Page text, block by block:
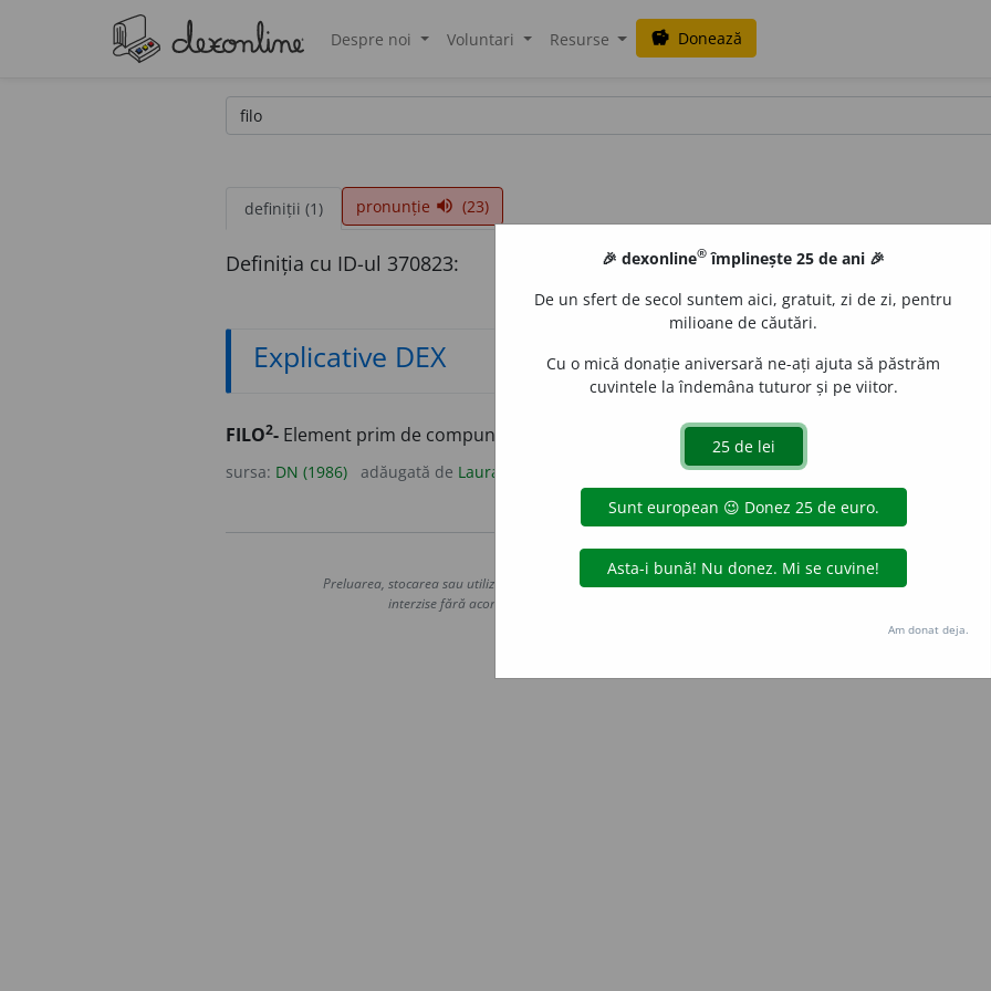
Despre noi Voluntari Resurse savings Donează
definiții (1) pronunție volume_up (23)
Definiția cu ID-ul 370823:
Explicative DEX
FILO2- Element prim de compunere savantă cu semnificația „trib”, „neam”. [<
sursa: DN (1986) adăugată de LauraGellner
Copyright © 2004-2026 dexonline (https://dexonline.ro)
Preluarea, stocarea sau utilizarea datelor de pe acest site, inclusiv prin orice metode de extragere automată
interzise fără acordul nostru prealabil scris, cu excepția seturilor de date oferite oficial spre utilizare
Hosterion
🎉 dexonline® împlinește 25 de ani 🎉
De un sfert de secol suntem aici, gratuit, zi de zi, pentru
milioane de căutări.
Cu o mică donație aniversară ne-ați ajuta să păstrăm
cuvintele la îndemâna tuturor și pe viitor.
Am donat deja.